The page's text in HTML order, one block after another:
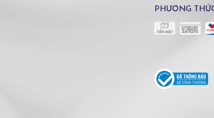
PHƯƠNG